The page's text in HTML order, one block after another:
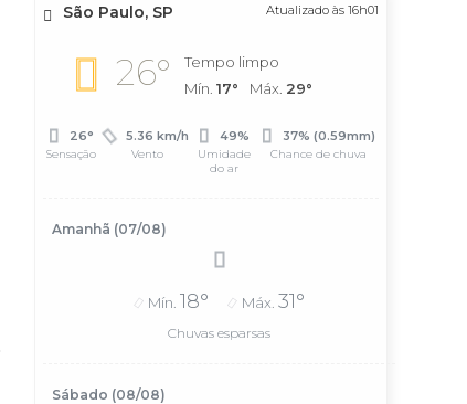
São Paulo, SP Atualizado às 16h01
26°
Tempo limpo
Mín. 17° Máx. 29°
26°
Sensação
5.36 km/h
Vento
49%
Umidade
do ar
37% (0.59mm)
Chance de chuva
Amanhã (07/08)
Mín. 18° Máx. 31°
Chuvas esparsas
Sábado (08/08)